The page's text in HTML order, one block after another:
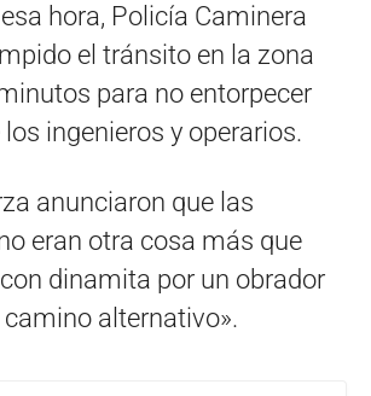
hora, Policía Caminera
el tránsito en la zona
para no entorpecer
los ingenieros y operarios.
anunciaron que las
eran otra cosa más que
dinamita por un obrador
alternativo».